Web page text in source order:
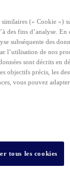
similaires (« Cookie »)
des fins d’analyse. En
subséquente des
l’utilisation de nos
sont décrits en
objectifs précis, les
vous pouvez
tous les cookies